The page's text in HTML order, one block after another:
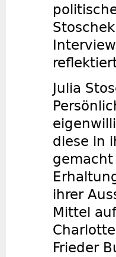
Julia
diese in
ihrer
Mittel
Frieder